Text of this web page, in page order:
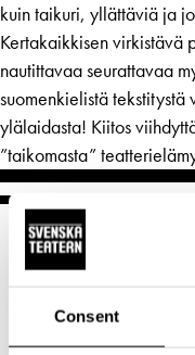
Consent
REPERTOAR &
Repertoar
Kalender
Kundtjänst
Biljetter
Unga
DITT BESÖK
Mat & dryck
Publikarbete
Textning
Tillgänglighet
Grupper &
Pedagognätverk &
OM SVENSKA
Aktuellt
kuin taikuri, yllättäviä ja
Kertakaikkisen virkistävä
nautittavaa seurattavaa
suomenkielistä tekstitystä
ylälaidasta! Kiitos
”taikomasta”